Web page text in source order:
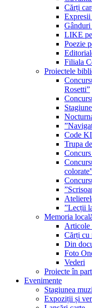
Cărți
Expresii
Gânduri
LIKE
Poezie
Filiala
Proiectele
Rosetti”
Code
Trupa
”Lecții
Memoria
Articole
Cărți cu
Din
Foto
Vederi
Proiecte în
Evenimente
Stagiunea
Expoziții și